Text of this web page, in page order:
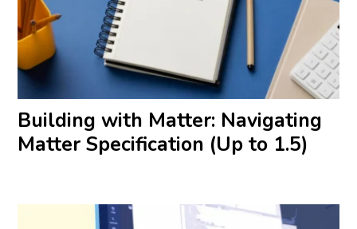
Building with Matter: Navigating
Matter Specification (Up to 1.5)